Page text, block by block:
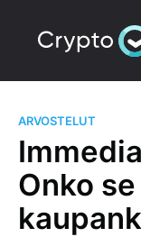
ARVOSTELUT
Onko